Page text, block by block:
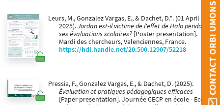
Leurs, M., Gonzalez Vargas, E., & Dachet, D.*. (01 April
2025).Jordan est-il victime de l'effet de Halo pendant
ses évaluations scolaires? [Poster presentation].
Mardi des chercheurs, Valenciennes, France.
https://hdl.handle.net/20.500.12907/52218
Pressia, F., Gonzalez Vargas, E., & Dachet, D. (2025).
Évaluation et pratiques pédagogiques efficaces
[Paper presentation]. Journée CECP en école - Ecole
CONTACT ORBI UMONS